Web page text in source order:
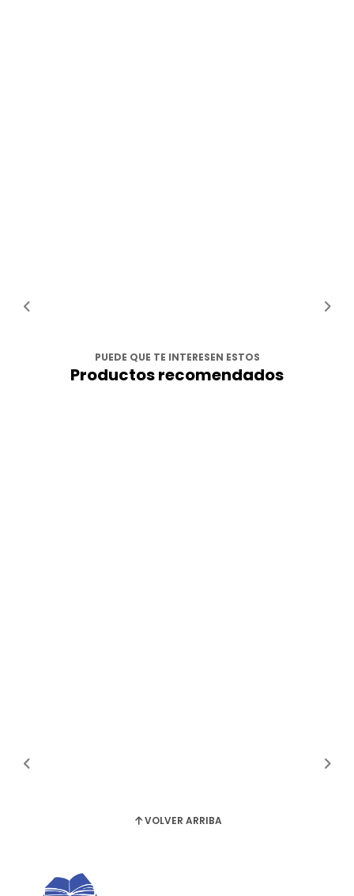
PUEDE QUE TE INTERESEN ESTOS
Productos recomendados
VOLVER ARRIBA